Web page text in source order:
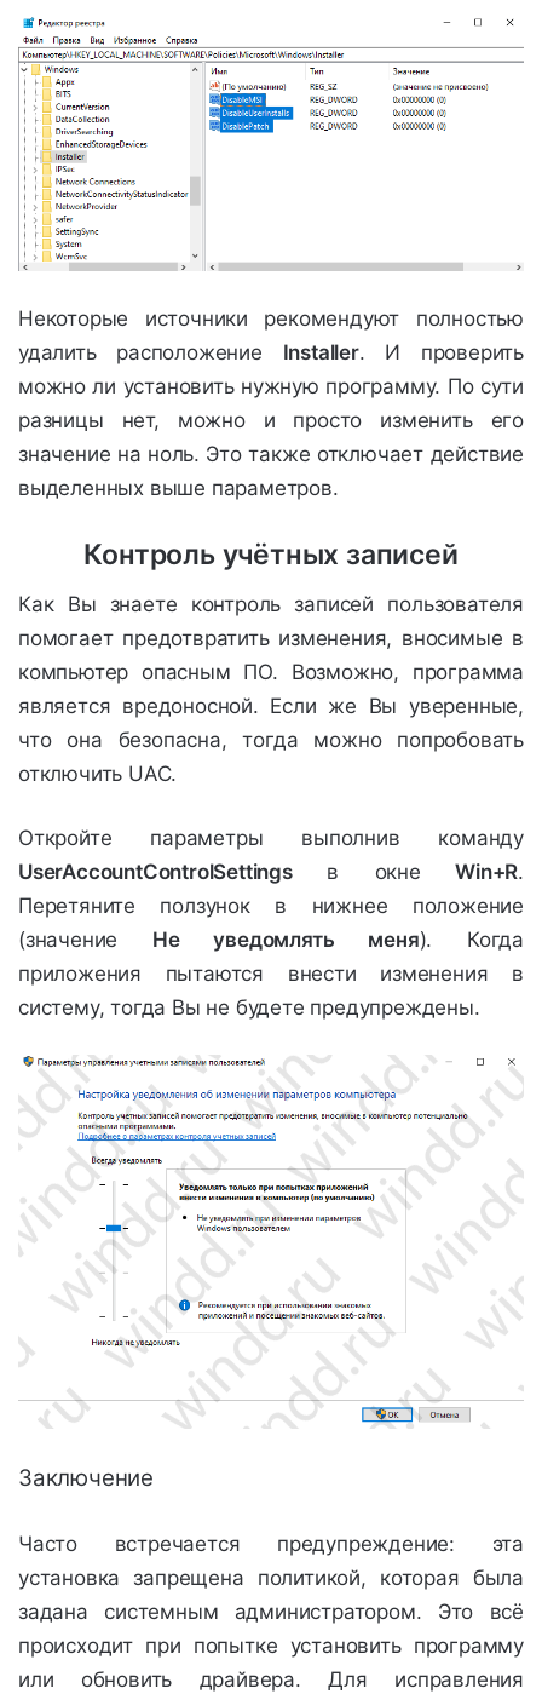
Некоторые источники рекомендуют полностью
удалить расположение Installer. И проверить
можно ли установить нужную программу. По сути
разницы нет, можно и просто изменить его
значение на ноль. Это также отключает действие
выделенных выше параметров.
Контроль учётных записей
Как Вы знаете контроль записей пользователя
помогает предотвратить изменения, вносимые в
компьютер опасным ПО. Возможно, программа
является вредоносной. Если же Вы уверенные,
что она безопасна, тогда можно попробовать
отключить UAC.
Откройте параметры выполнив команду
UserAccountControlSettings в окне Win+R.
Перетяните ползунок в нижнее положение
(значение Не уведомлять меня). Когда
приложения пытаются внести изменения в
систему, тогда Вы не будете предупреждены.
Заключение
Часто встречается предупреждение: эта
установка запрещена политикой, которая была
задана системным администратором. Это всё
происходит при попытке установить программу
или обновить драйвера. Для исправления